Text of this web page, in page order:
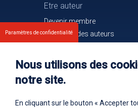
Etre auteur
Devenir membre
Les droits des auteurs
Nos membres
Paramètres de confidentialité
Nous utilisons des
notre site.
En cliquant sur le bouton « Accepter